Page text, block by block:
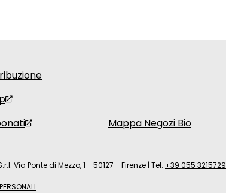
Mappa Negozi Bio
Via Ponte di Mezzo, 1 - 50127 - Firenze | Tel. +39 055 3215729